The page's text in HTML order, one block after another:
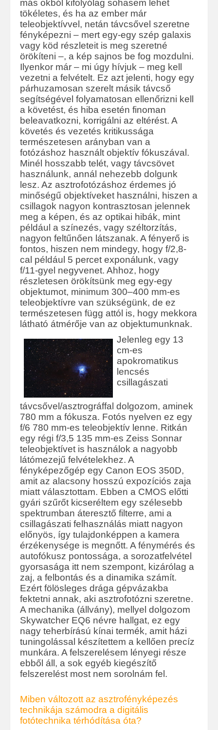
más okból kifolyólag sohasem lehet
tökéletes, és ha az ember már
teleobjektívvel, netán távcsővel szeretne
fényképezni – mert egy-egy szép galaxis
vagy köd részleteit is meg szeretné
örökíteni –, a kép sajnos be fog mozdulni.
Ilyenkor már – mi úgy hívjuk – meg kell
vezetni a felvételt. Ez azt jelenti, hogy egy
párhuzamosan szerelt másik távcső
segítségével folyamatosan ellenőrizni kell
a követést, és hiba esetén finoman
beleavatkozni, korrigálni az eltérést. A
követés és vezetés kritikussága
természetesen arányban van a
fotózáshoz használt objektív fókuszával.
Minél hosszabb telét, vagy távcsövet
használunk, annál nehezebb dolgunk
lesz. Az asztrofotózáshoz érdemes jó
minőségű objektíveket használni, hiszen a
csillagok nagyon kontrasztosan jelennek
meg a képen, és az optikai hibák, mint
például a színezés, vagy széltorzítás,
nagyon feltűnően látszanak. A fényerő is
fontos, hiszen nem mindegy, hogy f/2,8-
cal például 5 percet exponálunk, vagy
f/11-gyel negyvenet. Ahhoz, hogy
részletesen örökítsünk meg egy-egy
objektumot, minimum 300–400 mm-es
teleobjektívre van szükségünk, de ez
természetesen függ attól is, hogy mekkora
látható átmérője van az objektumunknak.
Jelenleg egy 13
cm-es
apokromatikus
lencsés
csillagászati
távcsővel/asztrográffal dolgozom, aminek
780 mm a fókusza. Fotós nyelven ez egy
f/6 780 mm-es teleobjektív lenne. Ritkán
egy régi f/3,5 135 mm-es Zeiss Sonnar
teleobjektívet is használok a nagyobb
látómezejű felvételekhez. A
fényképezőgép egy Canon EOS 350D,
amit az alacsony hosszú expozíciós zaja
miatt választottam. Ebben a CMOS előtti
gyári szűrőt kicseréltem egy szélesebb
spektrumban áteresztő filterre, ami a
csillagászati felhasználás miatt nagyon
előnyös, így tulajdonképpen a kamera
érzékenysége is megnőtt. A fénymérés és
autofókusz pontossága, a sorozatfelvétel
gyorsasága itt nem szempont, kizárólag a
zaj, a felbontás és a dinamika számít.
Ezért fölösleges drága gépvázakba
fektetni annak, aki asztrofotózni szeretne.
A mechanika (állvány), mellyel dolgozom
Skywatcher EQ6 névre hallgat, ez egy
nagy teherbírású kínai termék, amit házi
tuningolással készítettem a kellően precíz
munkára. A felszerelésem lényegi része
ebből áll, a sok egyéb kiegészítő
felszerelést most nem sorolnám fel.
Miben változott az asztrofényképezés
technikája számodra a digitális
fotótechnika térhódítása óta?